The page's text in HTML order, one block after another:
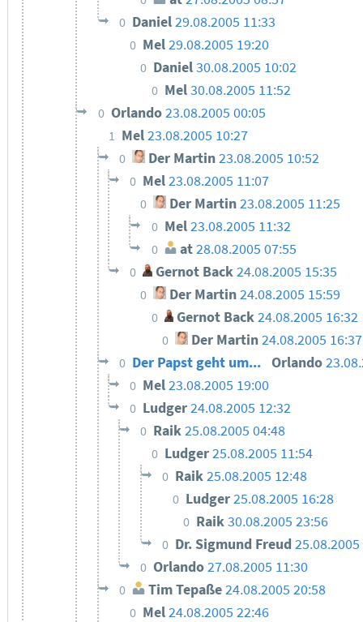
0 Daniel29.08.2005 11:33
0 Mel29.08.2005 19:20
0 Daniel30.08.2005 10:02
0 Mel30.08.2005 11:52
0 Orlando23.08.2005 00:05
1 Mel23.08.2005 10:27
0 Der Martin23.08.2005 10:52
0 Mel23.08.2005 11:07
0 Der Martin23.08.2005 11:25
0 Mel23.08.2005 11:32
0 at28.08.2005 07:55
0 Gernot Back24.08.2005 15:35
0 Der Martin24.08.2005 15:59
0 Gernot Back24.08.2005 16:32
0 Der Martin 24.08.2005 16:37
0 Der Papst geht um... Orlando
0 Mel23.08.2005 19:00
0 Ludger24.08.2005 12:32
0 Raik25.08.2005 04:48
0 Ludger25.08.2005 11:54
0 Raik25.08.2005 12:48
0 Ludger25.08.2005 16:28
0 Raik30.08.2005 23:56
0 Dr. Sigmund Freud
0 Orlando27.08.2005 11:30
0 Tim Tepaße24.08.2005 20:58
0 Mel24.08.2005 22:46